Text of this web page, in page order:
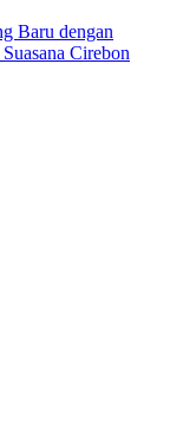
Baru dengan
Cirebon